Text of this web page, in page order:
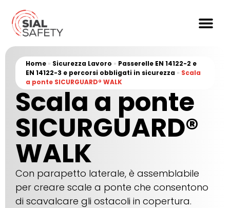
Home » Sicurezza Lavoro » Passerelle EN 14122-2 e
EN 14122-3 e percorsi obbligati in sicurezza » Scala
a ponte SICURGUARD® WALK
Scala a ponte
SICURGUARD®
WALK
Con parapetto laterale, è assemblabile
per creare scale a ponte che consentono
di scavalcare gli ostacoli in copertura.